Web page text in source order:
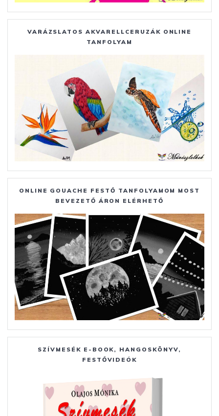
VARÁZSLATOS AKVARELLCERUZÁK ONLINE
TANFOLYAM
ONLINE GOUACHE FESTŐ TANFOLYAMOM MOST
BEVEZETŐ ÁRON ELÉRHETŐ
SZÍVMESÉK E-BOOK, HANGOSKÖNYV,
FESTŐVIDEÓK